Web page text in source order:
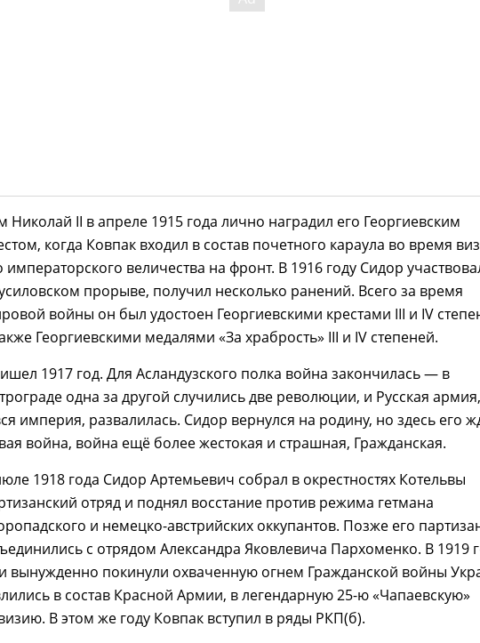
Николай II в апреле 1915 года лично наградил его Георгиевским
когда Ковпак входил в состав почетного караула во время
императорского величества на фронт. В 1916 году Сидор
прорыве, получил несколько ранений. Всего за время
войны он был удостоен Георгиевскими крестами III и IV
Георгиевскими медалями «За храбрость» III и IV степеней.
1917 год. Для Асландузского полка война закончилась — в
одна за другой случились две революции, и Русская
империя, развалилась. Сидор вернулся на родину, но здесь его
война, война ещё более жестокая и страшная, Гражданская.
1918 года Сидор Артемьевич собрал в окрестностях Котельвы
отряд и поднял восстание против режима гетмана
и немецко-австрийских оккупантов. Позже его
с отрядом Александра Яковлевича Пархоменко. В 1919
вынужденно покинули охваченную огнем Гражданской войны
в состав Красной Армии, в легендарную 25-ю «Чапаевскую»
В этом же году Ковпак вступил в ряды РКП(б).